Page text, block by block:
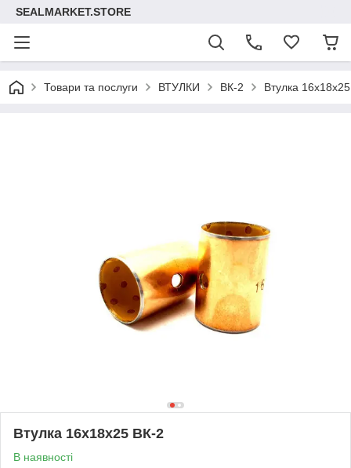
SEALMARKET.STORE
Товари та послуги ВТУЛКИ ВК-2 Втулка
Втулка 16х18х25 ВК-2
В наявності